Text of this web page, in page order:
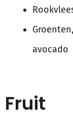
avocado
Fruit